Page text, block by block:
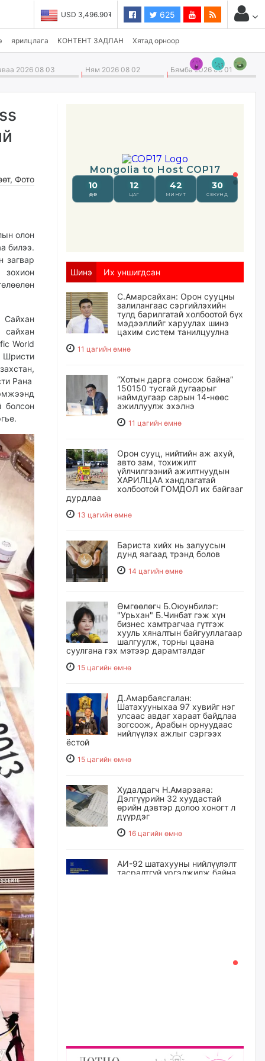
USD 3,496.90₮ 625
ярилцлага КОНТЕНТ ЗАДЛАН Хятад орноор
2026 08 03 Ням 2026 08 02 Бямба 2026 08 01
, Фото
олон
билээ.
загвар
зохион
World
Шристи
Рана
болсон
Шинэ Их уншигдсан
С.Амарсайхан: Орон сууцны
залилангаас сэргийлэхийн
тулд барилгатай холбоотой бүх
мэдээллийг харуулах шинэ
цахим систем танилцуулна
11 цагийн өмнө
“Хотын дарга сонсож байна”
150150 тусгай дугаарыг
наймдугаар сарын 14-нөөс
ажиллуулж эхэлнэ
11 цагийн өмнө
Орон сууц, нийтийн аж ахуй,
авто зам, тохижилт
үйлчилгээний ажилтнуудын
ХАРИЛЦАА хандлагатай
холбоотой ГОМДОЛ их байгааг
дурдлаа
13 цагийн өмнө
Бариста хийх нь залуусын
дунд яагаад трэнд болов
14 цагийн өмнө
Өмгөөлөгч Б.Оюунбилэг:
"Урьхан" Б.Чинбат гэж хүн
бизнес хамтрагчаа гүтгэж
хууль хяналтын байгууллагаар
шалгуулж, торны цаана
суулгана гэх мэтээр дарамталдаг
15 цагийн өмнө
Д.Амарбаясгалан:
Шатахууныхаа 97 хувийг нэг
улсаас авдаг хараат байдлаа
зогсоож, Арабын орнуудаас
нийлүүлэх ажлыг сэргээх
ёстой
15 цагийн өмнө
Худалдагч Н.Амарзаяа:
Дэлгүүрийн 32 хуудастай
өрийн дэвтэр долоо хоногт л
дүүрдэг
16 цагийн өмнө
АИ-92 шатахууны нийлүүлэлт
тасралтгүй үргэлжилж байна